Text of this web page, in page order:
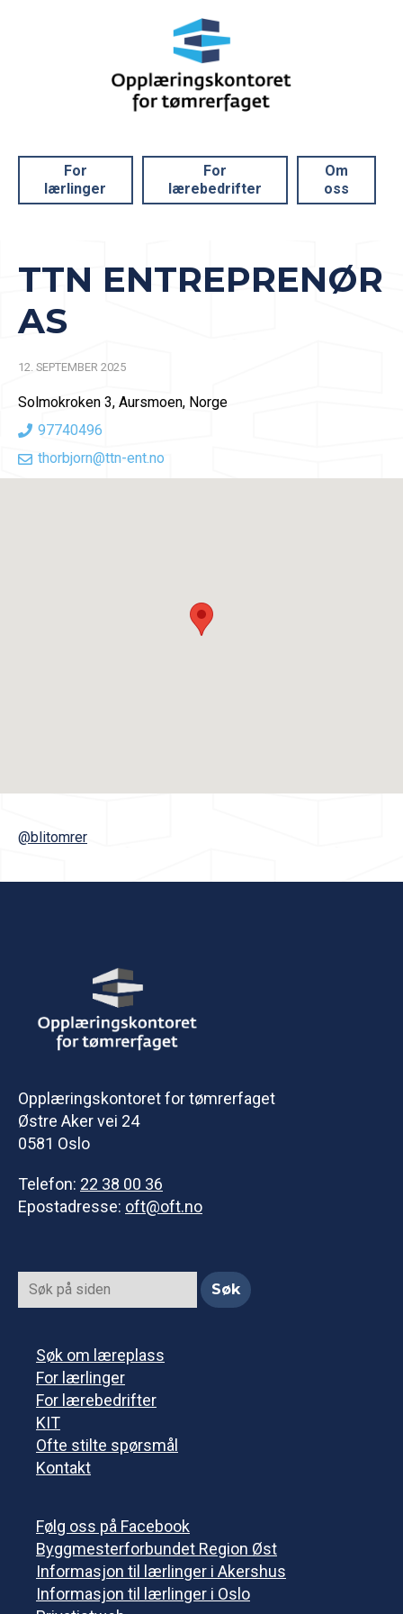
For
lærlinger
For
lærebedrifter
Om
oss
TTN ENTREPRENØR
AS
12. SEPTEMBER 2025
Solmokroken 3, Aursmoen, Norge
97740496
thorbjorn@ttn-ent.no
@blitomrer
Opplæringskontoret for tømrerfaget
Østre Aker vei 24
0581 Oslo
Telefon: 22 38 00 36
Epostadresse: oft@oft.no
Søk om læreplass
For lærlinger
For lærebedrifter
KIT
Ofte stilte spørsmål
Kontakt
Følg oss på Facebook
Byggmesterforbundet Region Øst
Informasjon til lærlinger i Akershus
Informasjon til lærlinger i Oslo